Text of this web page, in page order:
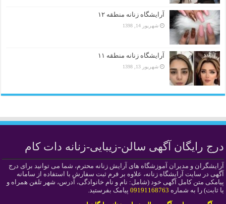
آرایشگاه زنانه منطقه ۱۲
شهریور 14, 1398
آرایشگاه زنانه منطقه ۱۱
شهریور 13, 1398
درج رایگان آگهی سالن-زیبایی-زنانه دات کام
آرایشگران و مدیران آموزشگاه های آرایش زنانه محترم، شما می توانید برای درج
آگهی در سایت آرایشگاه زنانه، علاوه بر فرم ثبت سفارش با استفاده از سامانه
پیامکی متن کامل آگهی خود (شامل: نام و نام خانوادگی، آدرس، شهر تلفن همراه و
یا ثابت) را به شماره 09191168763 پیامک بفرستید.